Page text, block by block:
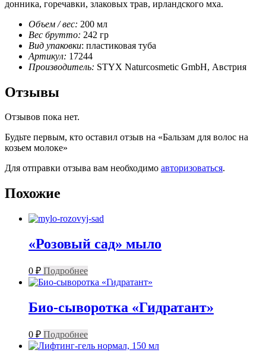
донника, горечавки, злаковых трав, ирландского мха.
Объем / вес: 200 мл
Вес брутто: 242 гр
Вид упаковки: пластиковая туба
Артикул: 17244
Производитель: STYX Naturcosmetic GmbH, Австрия
Отзывы
Отзывов пока нет.
Будьте первым, кто оставил отзыв на «Бальзам для волос на
козьем молоке»
Для отправки отзыва вам необходимо авторизоваться.
Похожие
«Розовый сад» мыло
0 ₽ Подробнее
Био-сыворотка «Гидратант»
0 ₽ Подробнее